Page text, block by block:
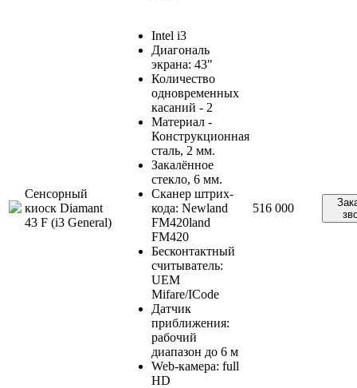
Сенсорный
киоск Diamant
43 F (i3 General)
Intel i3
Диагональ
экрана: 43"
Количество
одновременных
касаний - 2
Материал -
Конструкционная
сталь, 2 мм.
Закалённое
стекло, 6 мм.
Сканер штрих-
кода: Newland
FM420land
FM420
Бесконтактный
считыватель:
UEM
Mifare/ICode
Датчик
приближения:
рабочий
диапазон до 6 м
Web-камера: full
HD
516 000